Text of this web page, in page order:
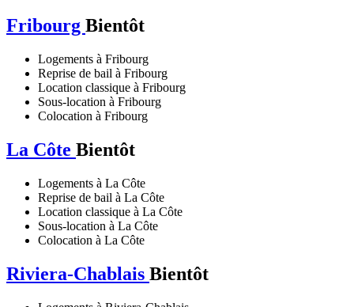
Fribourg Bientôt
Logements à Fribourg
Reprise de bail à Fribourg
Location classique à Fribourg
Sous-location à Fribourg
Colocation à Fribourg
La Côte Bientôt
Logements à La Côte
Reprise de bail à La Côte
Location classique à La Côte
Sous-location à La Côte
Colocation à La Côte
Riviera-Chablais Bientôt